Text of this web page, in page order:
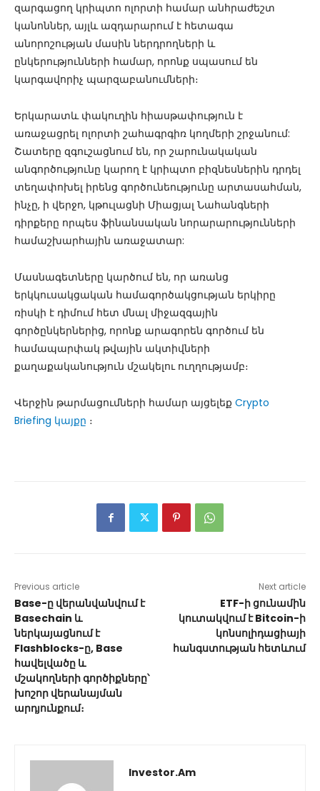
զարգացող կրիպտո ոլորտի համար անհրաժեշտ
կանոններ, այլև ազդարարում է հետագա
անորոշության մասին ներդրողների և
ընկերությունների համար, որոնք սպասում են
կարգավորիչ պարզաբանումների։
Երկարատև փակուղին հիասթափություն է
առաջացրել ոլորտի շահագրգիռ կողմերի շրջանում:
Շատերը զգուշացնում են, որ շարունակական
անգործությունը կարող է կրիպտո բիզնեսներին դրդել
տեղափոխել իրենց գործունեությունը արտասահման,
ինչը, ի վերջո, կթուլացնի Միացյալ Նահանգների
դիրքերը որպես ֆինանսական նորարարությունների
համաշխարհային առաջատար:
Մասնագետները կարծում են, որ առանց
երկկուսակցական համագործակցության երկիրը
ռիսկի է դիմում հետ մնալ միջազգային
գործընկերներից, որոնք արագորեն գործում են
համապարփակ թվային ակտիվների
քաղաքականություն մշակելու ուղղությամբ։
Վերջին թարմացումների համար այցելեք Crypto
Briefing կայքը ։
Previous article
Base-ը վերանվանվում է
Basechain և
ներկայացնում է
Flashblocks-ը, Base
հավելվածը և
մշակողների գործիքները՝
խոշոր վերանայման
արդյունքում։
Next article
ETF-ի ցունամին
կուտակվում է Bitcoin-ի
կոնսոլիդացիայի
հանգստության հետևում
Investor.am